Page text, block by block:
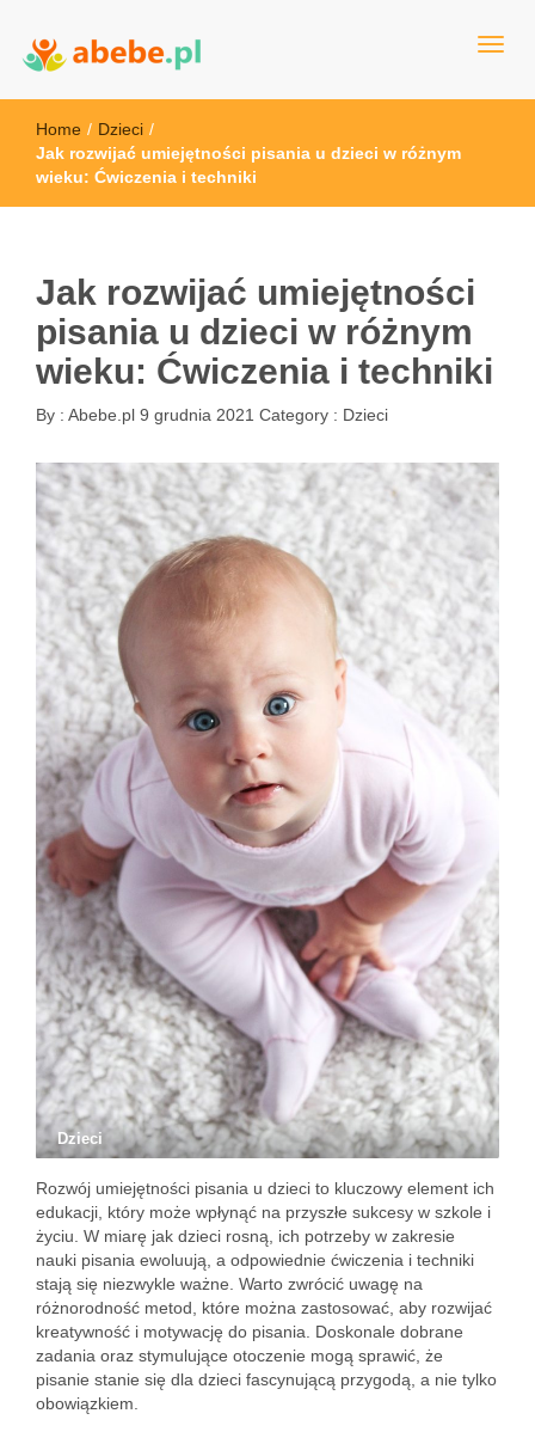
Abebe
Home / Dzieci /
Jak rozwijać umiejętności pisania u dzieci w różnym
wieku: Ćwiczenia i techniki
Jak rozwijać umiejętności
pisania u dzieci w różnym
wieku: Ćwiczenia i techniki
By : Abebe.pl 9 grudnia 2021 Category : Dzieci
Dzieci
Rozwój umiejętności pisania u dzieci to kluczowy element ich
edukacji, który może wpłynąć na przyszłe sukcesy w szkole i
życiu. W miarę jak dzieci rosną, ich potrzeby w zakresie
nauki pisania ewoluują, a odpowiednie ćwiczenia i techniki
stają się niezwykle ważne. Warto zwrócić uwagę na
różnorodność metod, które można zastosować, aby rozwijać
kreatywność i motywację do pisania. Doskonale dobrane
zadania oraz stymulujące otoczenie mogą sprawić, że
pisanie stanie się dla dzieci fascynującą przygodą, a nie tylko
obowiązkiem.